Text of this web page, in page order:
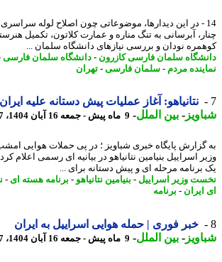
- در این دیدارها، موضوعاتی چون اصلاح لوله سراسری
آبرسانی به تنگ مناره و عمارت کلاتون، تکمیل
نودان و بررسی نیازهای دانشگاه سلمان ...
سلمان فارسی کازرون -دانشگاه سلمان فارسی -
مردم- سلمان فارسی -تهران
نتانیاهو: آغاز عملیات پیش دستانه علیه ایران
-بین الملل-9 ماه پیش - جمعه 16 آبان 1404، 14:47
پایگاه خبری شباویز ؛ در پی حملات هوایی امشب
اسراییل بنیامین نتانیاهو در بیانیه ای رسمی اعلام کرد
مرحله ای و پیش دستانه برای ...
وزیر اسراییل
-بنیامین نتانیاهو-برنامه هسته ای-
- برنامه
خبر فوری | حمله هوایی اسراییل به ایران
-بین الملل-9 ماه پیش - جمعه 16 آبان 1404، 14:47